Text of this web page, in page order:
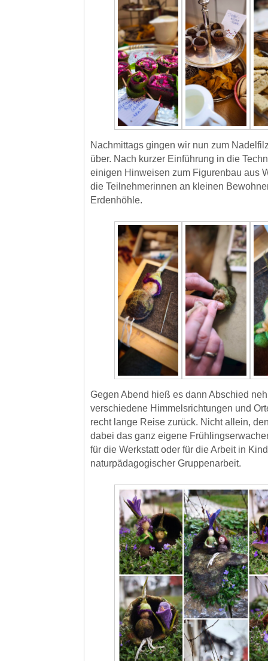
Nachmittags gingen wir nun zum
über. Nach kurzer Einführung in die
einigen Hinweisen zum Figurenbau aus
die Teilnehmerinnen an kleinen
Erdenhöhle.
Gegen Abend hieß es dann Abschied
verschiedene Himmelsrichtungen und
recht lange Reise zurück. Nicht allein,
dabei das ganz eigene
für die Werkstatt oder für die Arbeit in
naturpädagogischer Gruppenarbeit.